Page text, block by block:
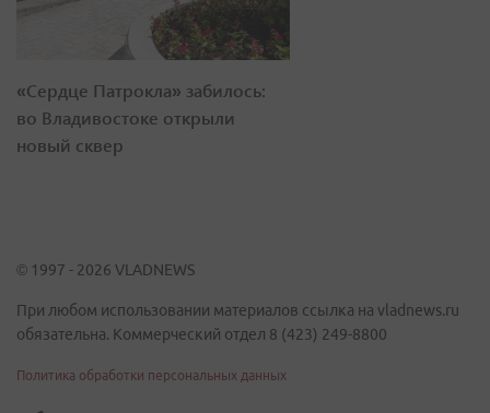
«Сердце Патрокла» забилось:
во Владивостоке открыли
новый сквер
© 1997 - 2026 VLADNEWS
При любом использовании материалов ссылка на vladnews.ru
обязательна. Коммерческий отдел 8 (423) 249-8800
Политика обработки персональных данных